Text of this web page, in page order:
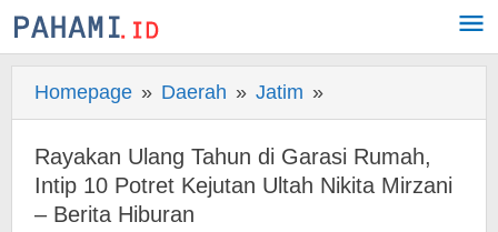
Skip
to
Homepage » Daerah » Jatim »
Ulang
Tahun
di
Rayakan Ulang Tahun di Garasi Rumah,
Intip 10 Potret Kejutan Ultah Nikita Mirzani
– Berita Hiburan